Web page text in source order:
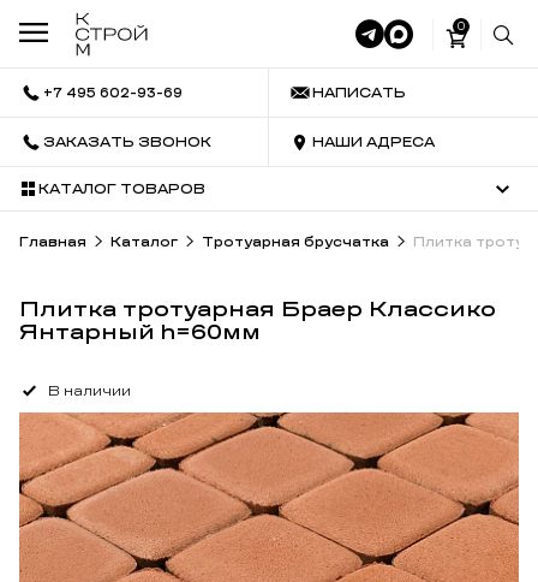
0
+7 495 602-93-69 НАПИСАТЬ
ЗАКАЗАТЬ ЗВОНОК НАШИ АДРЕСА
КАТАЛОГ ТОВАРОВ
Главная Каталог Тротуарная брусчатка Плитка
Плитка тротуарная Браер Классико
Янтарный h=60мм
В наличии